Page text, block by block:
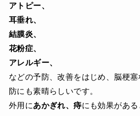
アトピー、
耳垂れ、
結膜炎、
花粉症、
アレルギー、
などの予防、改善をはじめ、脳梗
防にも素晴らしいです。
外用にあかぎれ、痔にも効果がある